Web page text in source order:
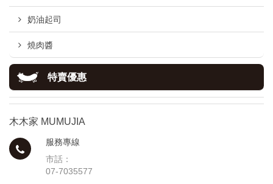
奶油起司
燒肉醬
特賣優惠
木木家 MUMUJIA
服務專線
市話：
07-7035577